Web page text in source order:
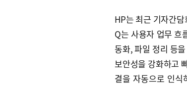
HP는 최근 기자간
Q는 사용자 업무 흐
동화, 파일 정리 등
보안성을 강화하고
결을 자동으로 인